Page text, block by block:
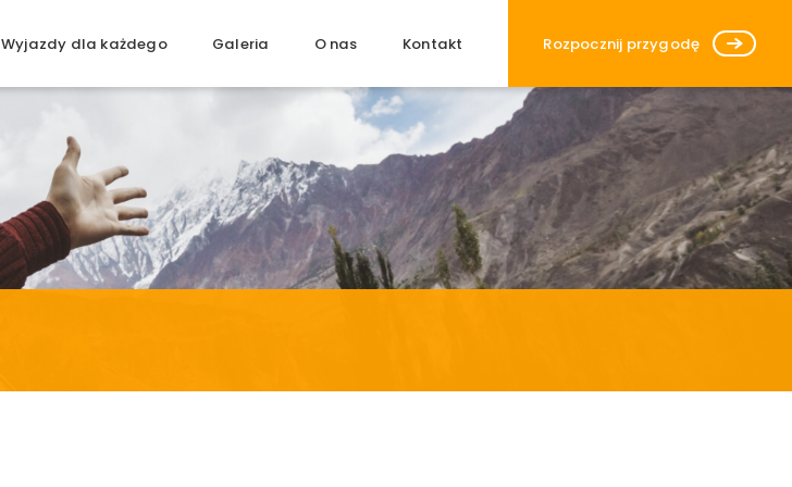
Wyjazdy dla każdego Galeria O nas Kontakt Rozpocznij przygodę
Zamknij